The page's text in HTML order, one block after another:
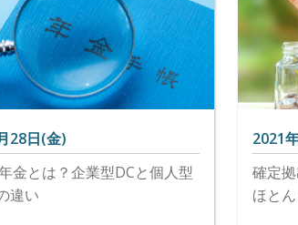
28日(金)
金とは？企業型DCと個人型
違い
2021
確定
ほと